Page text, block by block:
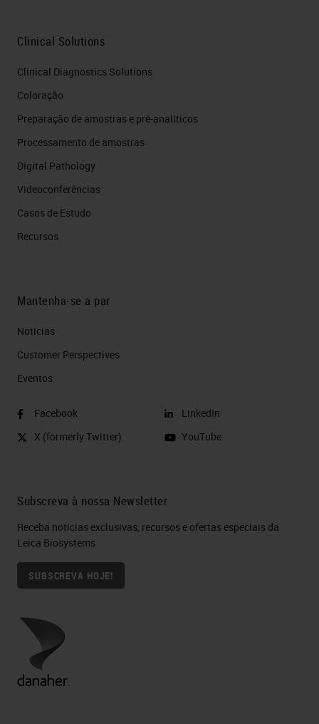
Clinical Solutions
Clinical Diagnostics Solutions
Coloração
Preparação de amostras e pré-analíticos
Processamento de amostras
Digital Pathology
Videoconferências
Casos de Estudo
Recursos
Mantenha-se a par
Notícias
Customer Perspectives​
Eventos
Facebook
X (formerly Twitter)
LinkedIn
YouTube
Subscreva à nossa Newsletter
Receba notícias exclusivas, recursos e ofertas especiais da
Leica Biosystems
SUBSCREVA HOJE!